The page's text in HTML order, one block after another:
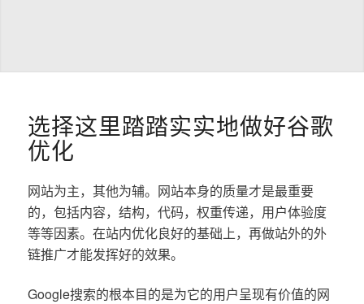
选择这里踏踏实实地做好谷歌
优化
网站为主，其他为辅。网站本身的质量才是最重要
的，包括内容，结构，代码，权重传递，用户体验度
等等因素。在站内优化良好的基础上，再做站外的外
链推广才能发挥好的效果。
Google搜索的根本目的是为它的用户呈现有价值的网